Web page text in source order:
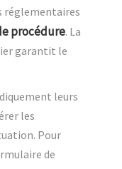
réglementaires
procédure. La
garantit le
leurs
les
Pour
de